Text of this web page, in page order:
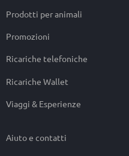
Prodotti per animali
Promozioni
Ricariche telefoniche
Ricariche Wallet
Viaggi & Esperienze
Aiuto e contatti